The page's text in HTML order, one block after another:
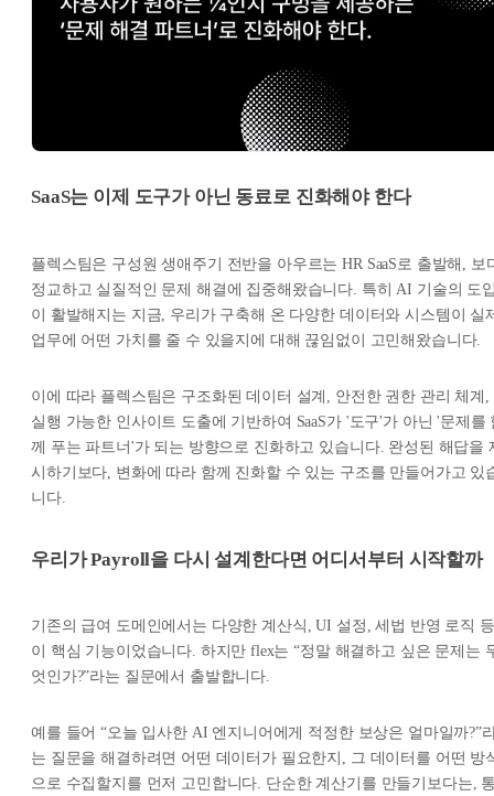
SaaS는 이제 도구가 아닌 동료로 진화해야 한다
플렉스팀은 구성원 생애주기 전반을 아우르는 HR SaaS로 출발해, 보
정교하고 실질적인 문제 해결에 집중해왔습니다. 특히 AI 기술의 도
이 활발해지는 지금, 우리가 구축해 온 다양한 데이터와 시스템이 실
업무에 어떤 가치를 줄 수 있을지에 대해 끊임없이 고민해왔습니다.
이에 따라 플렉스팀은 구조화된 데이터 설계, 안전한 권한 관리 체계,
실행 가능한 인사이트 도출에 기반하여 SaaS가 '도구'가 아닌 '문제를
께 푸는 파트너'가 되는 방향으로 진화하고 있습니다. 완성된 해답을
시하기보다, 변화에 따라 함께 진화할 수 있는 구조를 만들어가고 있
니다.
우리가 Payroll을 다시 설계한다면 어디서부터 시작할까
기존의 급여 도메인에서는 다양한 계산식, UI 설정, 세법 반영 로직 등
이 핵심 기능이었습니다. 하지만 flex는 “정말 해결하고 싶은 문제는
엇인가?”라는 질문에서 출발합니다.
예를 들어 “오늘 입사한 AI 엔지니어에게 적정한 보상은 얼마일까?”
는 질문을 해결하려면 어떤 데이터가 필요한지, 그 데이터를 어떤 방
으로 수집할지를 먼저 고민합니다. 단순한 계산기를 만들기보다는,